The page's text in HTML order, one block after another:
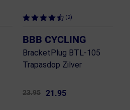
(2)
BBB CYCLING
BracketPlug BTL-105
Trapasdop Zilver
23.95 21.95